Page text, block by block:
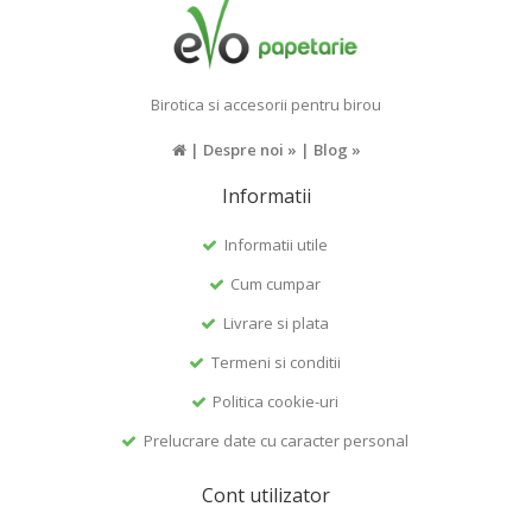
Birotica si accesorii pentru birou
| Despre noi » | Blog »
Informatii
Informatii utile
Cum cumpar
Livrare si plata
Termeni si conditii
Politica cookie-uri
Prelucrare date cu caracter personal
Cont utilizator